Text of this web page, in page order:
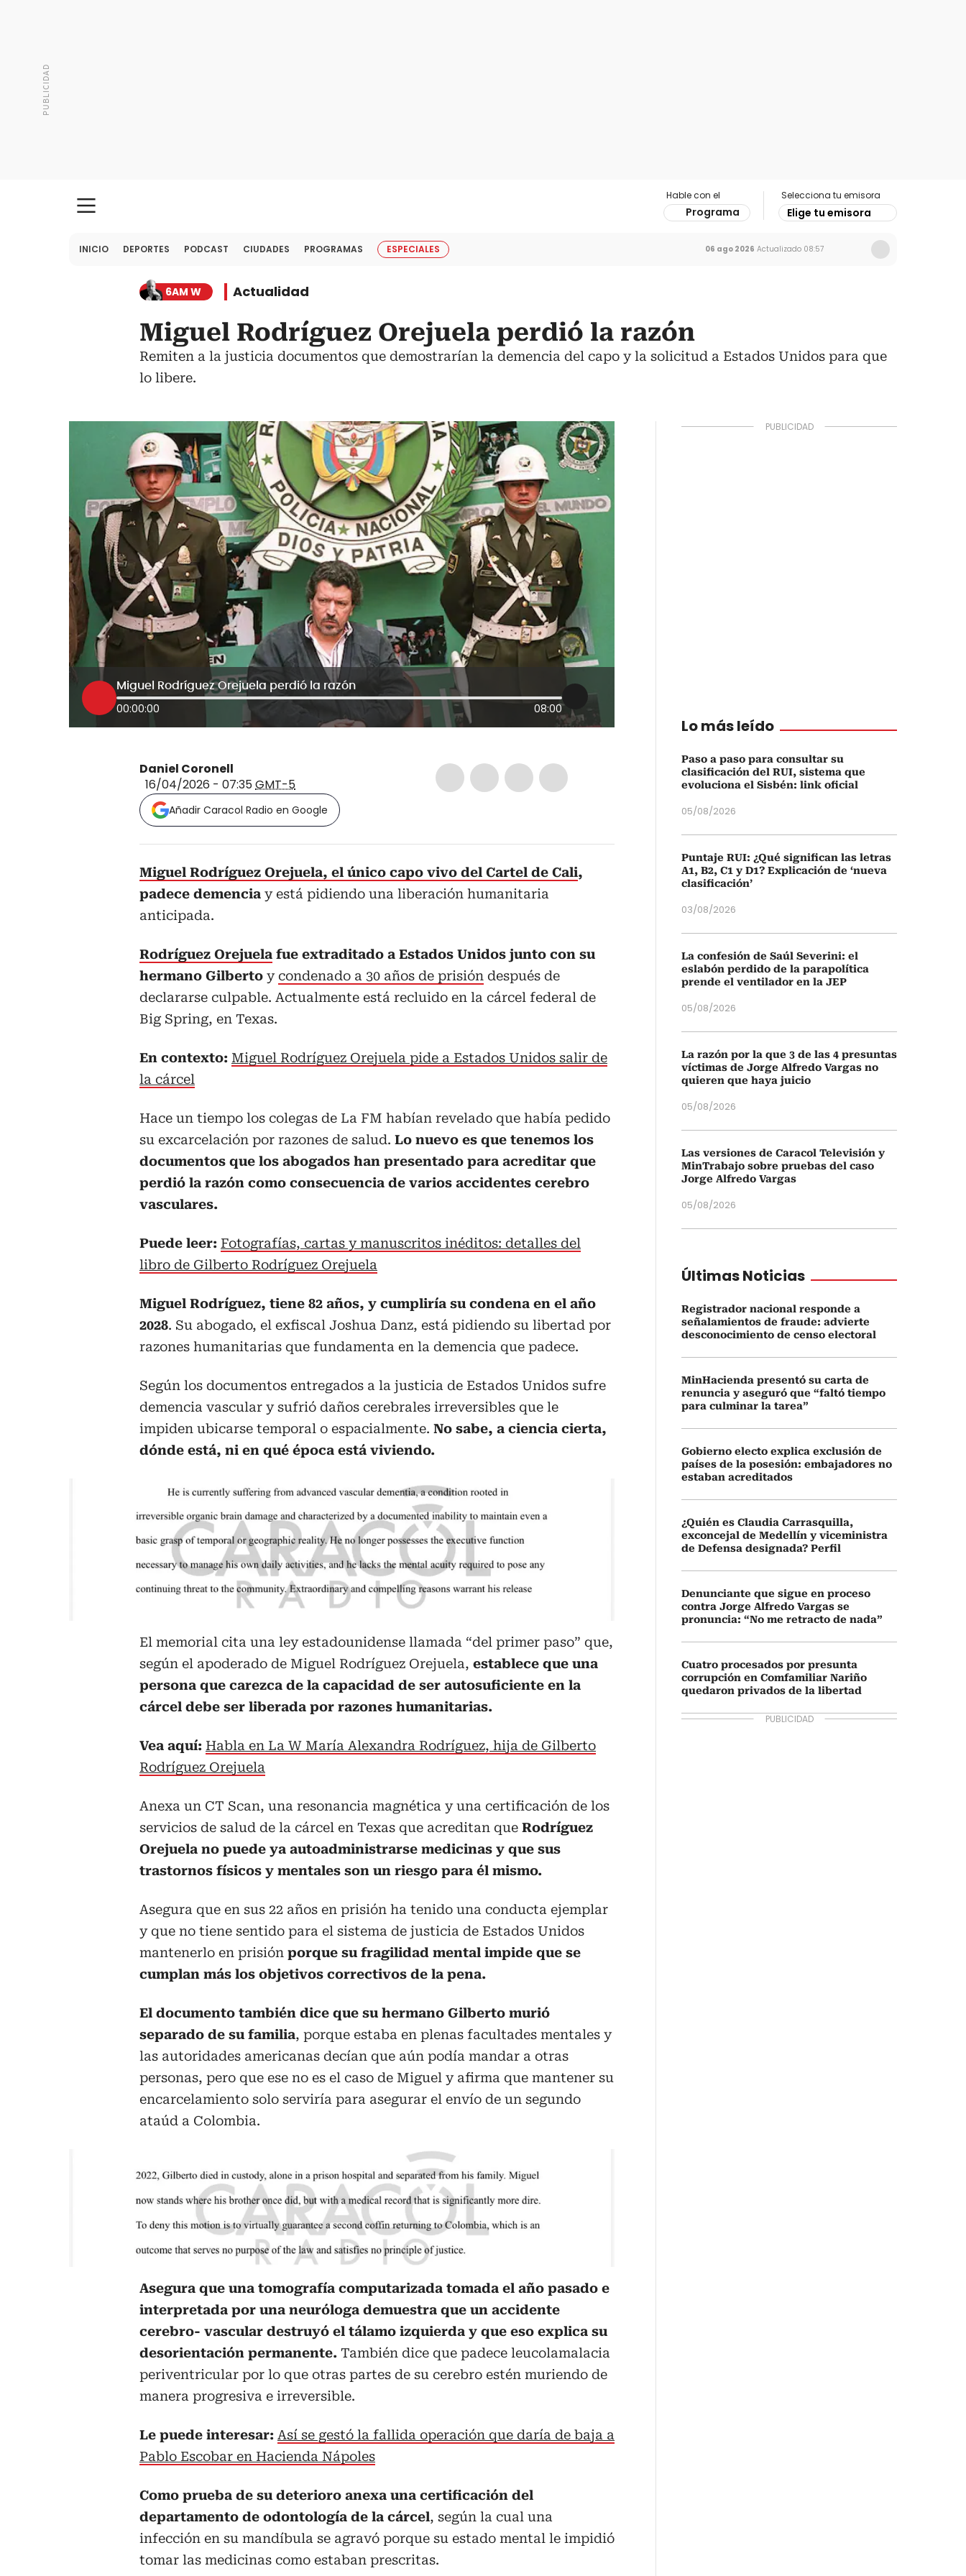
Hable con el
Programa
Selecciona tu emisora
Elige tu emisora
INICIO DEPORTES PODCAST CIUDADES PROGRAMAS ESPECIALES 06 ago 2026 Actualizado 08:57
6AM W Actualidad
Miguel Rodríguez Orejuela perdió la razón
Remiten a la justicia documentos que demostrarían la demencia del capo y la solicitud a Estados Unidos para que
lo libere.
Miguel Rodríguez Orejuela perdió la razón
00:00:00 08:00
Daniel Coronell
16/04/2026 - 07:35GMT-5
Añadir Caracol Radio en Google
Miguel Rodríguez Orejuela, el único capo vivo del Cartel de Cali,
padece demencia y está pidiendo una liberación humanitaria
anticipada.
Rodríguez Orejuela fue extraditado a Estados Unidos junto con su
hermano Gilberto y condenado a 30 años de prisión después de
declararse culpable. Actualmente está recluido en la cárcel federal de
Big Spring, en Texas.
En contexto: Miguel Rodríguez Orejuela pide a Estados Unidos salir de
la cárcel
Hace un tiempo los colegas de La FM habían revelado que había pedido
su excarcelación por razones de salud. Lo nuevo es que tenemos los
documentos que los abogados han presentado para acreditar que
perdió la razón como consecuencia de varios accidentes cerebro
vasculares.
Puede leer: Fotografías, cartas y manuscritos inéditos: detalles del
libro de Gilberto Rodríguez Orejuela
Miguel Rodríguez, tiene 82 años, y cumpliría su condena en el año
2028. Su abogado, el exfiscal Joshua Danz, está pidiendo su libertad por
razones humanitarias que fundamenta en la demencia que padece.
Según los documentos entregados a la justicia de Estados Unidos sufre
demencia vascular y sufrió daños cerebrales irreversibles que le
impiden ubicarse temporal o espacialmente. No sabe, a ciencia cierta,
dónde está, ni en qué época está viviendo.
El memorial cita una ley estadounidense llamada “del primer paso” que,
según el apoderado de Miguel Rodríguez Orejuela, establece que una
persona que carezca de la capacidad de ser autosuficiente en la
cárcel debe ser liberada por razones humanitarias.
Vea aquí: Habla en La W María Alexandra Rodríguez, hija de Gilberto
Rodríguez Orejuela
Anexa un CT Scan, una resonancia magnética y una certificación de los
servicios de salud de la cárcel en Texas que acreditan que Rodríguez
Orejuela no puede ya autoadministrarse medicinas y que sus
trastornos físicos y mentales son un riesgo para él mismo.
Asegura que en sus 22 años en prisión ha tenido una conducta ejemplar
y que no tiene sentido para el sistema de justicia de Estados Unidos
mantenerlo en prisión porque su fragilidad mental impide que se
cumplan más los objetivos correctivos de la pena.
El documento también dice que su hermano Gilberto murió
separado de su familia, porque estaba en plenas facultades mentales y
las autoridades americanas decían que aún podía mandar a otras
personas, pero que ese no es el caso de Miguel y afirma que mantener su
encarcelamiento solo serviría para asegurar el envío de un segundo
ataúd a Colombia.
Asegura que una tomografía computarizada tomada el año pasado e
interpretada por una neuróloga demuestra que un accidente
cerebro- vascular destruyó el tálamo izquierda y que eso explica su
desorientación permanente. También dice que padece leucolamalacia
periventricular por lo que otras partes de su cerebro estén muriendo de
manera progresiva e irreversible.
Le puede interesar: Así se gestó la fallida operación que daría de baja a
Pablo Escobar en Hacienda Nápoles
Como prueba de su deterioro anexa una certificación del
departamento de odontología de la cárcel, según la cual una
infección en su mandíbula se agravó porque su estado mental le impidió
tomar las medicinas como estaban prescritas.
Lo más leído
Paso a paso para consultar su
clasificación del RUI, sistema que
evoluciona el Sisbén: link oficial
05/08/2026
Puntaje RUI: ¿Qué significan las letras
A1, B2, C1 y D1? Explicación de ‘nueva
clasificación’
03/08/2026
La confesión de Saúl Severini: el
eslabón perdido de la parapolítica
prende el ventilador en la JEP
05/08/2026
La razón por la que 3 de las 4 presuntas
víctimas de Jorge Alfredo Vargas no
quieren que haya juicio
05/08/2026
Las versiones de Caracol Televisión y
MinTrabajo sobre pruebas del caso
Jorge Alfredo Vargas
05/08/2026
Últimas Noticias
Registrador nacional responde a
señalamientos de fraude: advierte
desconocimiento de censo electoral
MinHacienda presentó su carta de
renuncia y aseguró que “faltó tiempo
para culminar la tarea”
Gobierno electo explica exclusión de
países de la posesión: embajadores no
estaban acreditados
¿Quién es Claudia Carrasquilla,
exconcejal de Medellín y viceministra
de Defensa designada? Perfil
Denunciante que sigue en proceso
contra Jorge Alfredo Vargas se
pronuncia: “No me retracto de nada”
Cuatro procesados por presunta
corrupción en Comfamiliar Nariño
quedaron privados de la libertad